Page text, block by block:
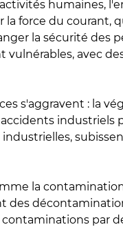
humaines,
force du courant,
la sécurité des
avec
s'aggravent : la
industriels
la
des
par